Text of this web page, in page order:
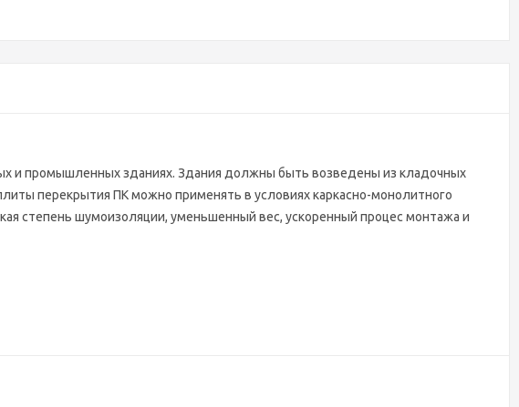
и промышленных зданиях. Здания должны быть возведены из кладочных
перекрытия ПК можно применять в условиях каркасно-монолитного
степень шумоизоляции, уменьшенный вес, ускоренный процес монтажа и